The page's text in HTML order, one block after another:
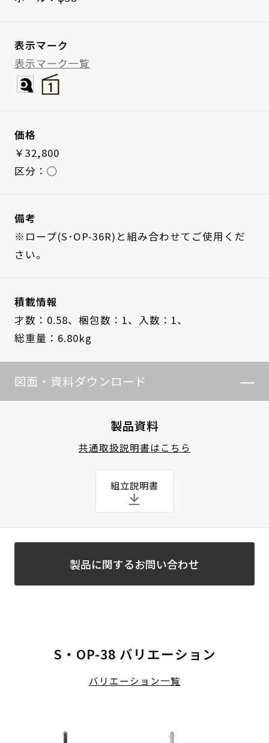
表示マーク
表示マーク一覧
価格
￥32,800
区分：◯
備考
※ロープ(S･OP-36R)と組み合わせてご使用くだ
さい。
積載情報
才数：0.58、 梱包数：1、
入数：1、
総重量：6.80kg
図面・資料ダウンロード
製品資料
共通取扱説明書はこちら
組立説明書
製品に関するお問い合わせ
S・OP-38 バリエーション
バリエーション一覧